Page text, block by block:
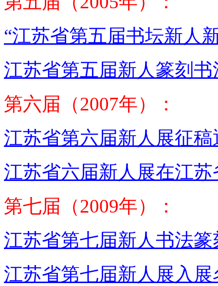
“江苏省第五届书坛新人
江苏省第五届新人篆刻
第六届（2007年）：
江苏省第六届新人展征稿
江苏省六届新人展在江
第七届（2009年）：
江苏省第七届新人书法
江苏省第七届新人展入